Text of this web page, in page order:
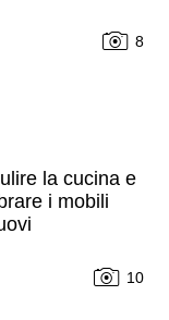
8
la cucina e
i mobili
10